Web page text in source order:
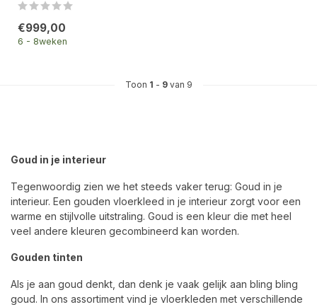
€999,00
6 - 8weken
Toon 1 - 9van 9
Goud in je interieur
Tegenwoordig zien we het steeds vaker terug: Goud in je
interieur. Een gouden vloerkleed in je interieur zorgt voor een
warme en stijlvolle uitstraling. Goud is een kleur die met heel
veel andere kleuren gecombineerd kan worden.
Gouden tinten
Als je aan goud denkt, dan denk je vaak gelijk aan bling bling
goud. In ons assortiment vind je vloerkleden met verschillende